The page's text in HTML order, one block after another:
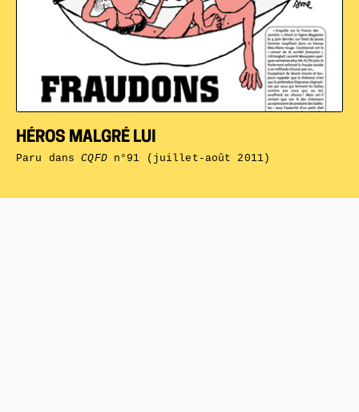
HÉROS MALGRÉ LUI
Paru dansCQFDn°91 (juillet-août 2011)